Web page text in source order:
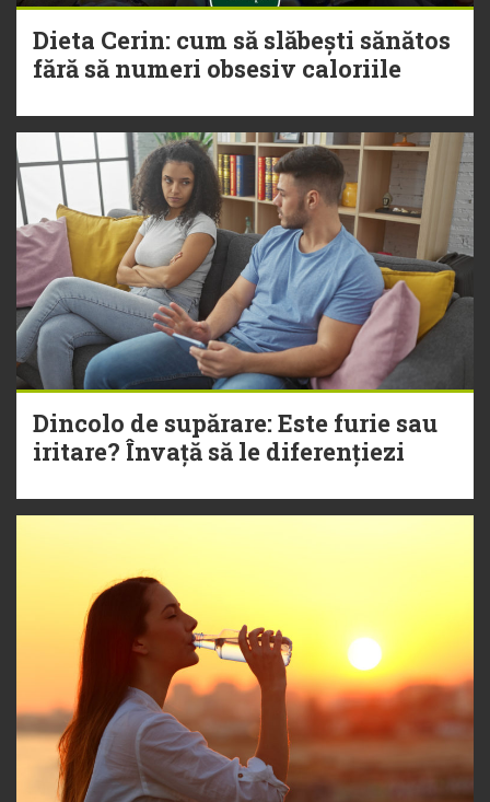
Dieta Cerin: cum să slăbești sănătos
fără să numeri obsesiv caloriile
Dincolo de supărare: Este furie sau
iritare? Învață să le diferențiezi